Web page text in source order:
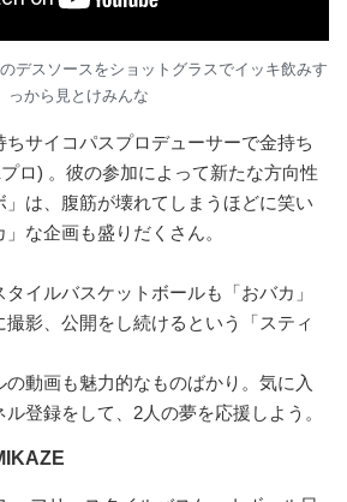
デスソースをショットグラスでイッキ飲みす
っから見とけみんな
サイコパスプロデューサーで金持ち
ロ) 。彼の参加によって新たな方向性
」は、腹筋が壊れてしまうほどに笑い
な企画も盛りだくさん。
イルバスケットボールも「おバカ」
影、公開をし続けるという「スティ
動画も魅力的なものばかり。気に入
登録をして、2人の夢を応援しよう。